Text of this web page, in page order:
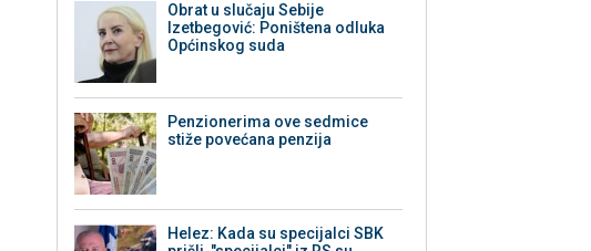
Obrat u slučaju Sebije
Izetbegović: Poništena odluka
Općinskog suda
Penzionerima ove sedmice
stiže povećana penzija
Helez: Kada su specijalci SBK